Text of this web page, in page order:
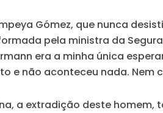
Gómez, que nunca
pela ministra da
era a minha única
e não aconteceu nada. Nem
a extradição deste homem,